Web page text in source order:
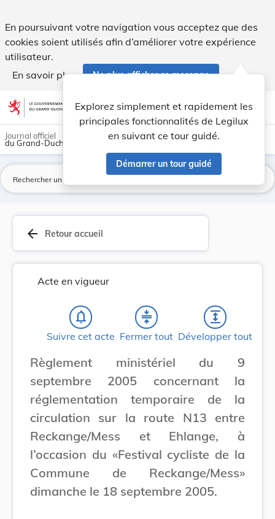
En poursuivant votre navigation vous acceptez que des
cookies soient utilisés afin d’améliorer votre expérience
utilisateur.
En savoir plus
Ne plus afficher ce message
Aller au contenu account_circle help Aide
Explorez simplement et rapidement les
principales fonctionnalités de Legilux
en suivant ce tour guidé.
Démarrer un tour guidé
light_mode dark_mode
Journal officiel
du Grand-Duché de Luxembourg
arrow_back Retour accueil
Acte en vigueur
notifications_none
Suivre cet acte
compress
Fermer tout
expand
Développer tout
Règlement ministériel du 9
septembre 2005 concernant la
réglementation temporaire de la
circulation sur la route N13 entre
Reckange/Mess et Ehlange, à
l’occasion du «Festival cycliste de la
Commune de Reckange/Mess»
dimanche le 18 septembre 2005.